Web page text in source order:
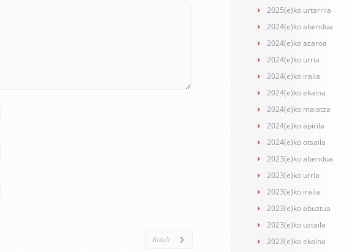
2025(e)ko urtarrila
2024(e)ko abendua
2024(e)ko azaroa
2024(e)ko urria
2024(e)ko iraila
2024(e)ko ekaina
2024(e)ko maiatza
2024(e)ko apirila
2024(e)ko otsaila
2023(e)ko abendua
2023(e)ko urria
2023(e)ko iraila
2023(e)ko abuztua
2023(e)ko uztaila
2023(e)ko ekaina